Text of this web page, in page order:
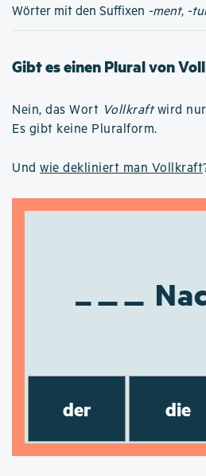
Wörter mit den Suffixen -ment, -
Gibt es einen Plural von
Nein, das Wort Vollkraftwird
Es gibt keine Pluralform.
Und wie dekliniert man Vollkraft
der die